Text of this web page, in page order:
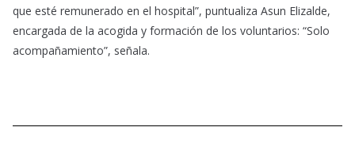
que esté remunerado en el hospital”, puntualiza Asun Elizalde,
encargada de la acogida y formación de los voluntarios: “Solo
acompañamiento”, señala.